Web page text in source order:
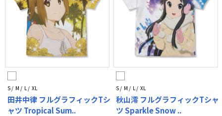
S / M / L / XL
田井中律 フルグラフィックTシ
ャツ Tropical Sum..
S / M / L / XL
秋山澪 フルグラフィックTシャ
ツ Sparkle Snow ..